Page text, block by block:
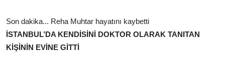
Son dakika... Reha Muhtar hayatını kaybetti
İSTANBUL’DA KENDİSİNİ DOKTOR OLARAK TANITAN
KİŞİNİN EVİNE GİTTİ